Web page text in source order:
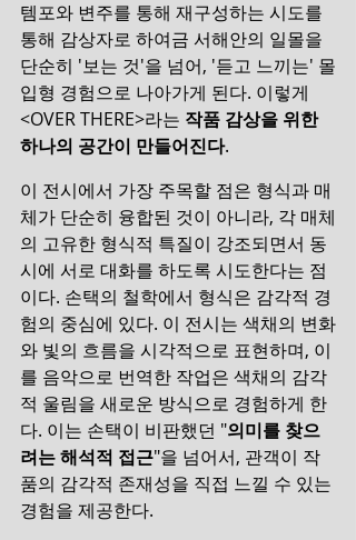
템포와 변주를 통해 재구성하는 시도를
통해 감상자로 하여금 서해안의 일몰을
단순히 '보는 것'을 넘어, '듣고 느끼는' 몰
입형 경험으로 나아가게 된다. 이렇게
<OVER THERE>라는 작품 감상을 위한
하나의 공간이 만들어진다.
이 전시에서 가장 주목할 점은 형식과 매
체가 단순히 융합된 것이 아니라, 각 매체
의 고유한 형식적 특질이 강조되면서 동
시에 서로 대화를 하도록 시도한다는 점
이다. 손택의 철학에서 형식은 감각적 경
험의 중심에 있다. 이 전시는 색채의 변화
와 빛의 흐름을 시각적으로 표현하며, 이
를 음악으로 번역한 작업은 색채의 감각
적 울림을 새로운 방식으로 경험하게 한
다. 이는 손택이 비판했던 "의미를 찾으
려는 해석적 접근"을 넘어서, 관객이 작
품의 감각적 존재성을 직접 느낄 수 있는
경험을 제공한다.